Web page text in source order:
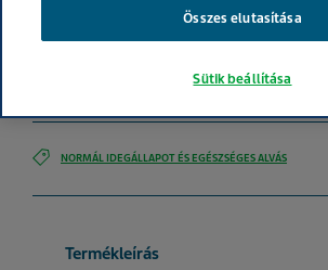
kiegészítő
kapszula 30x
NORMÁL IDEGÁLLAPOT ÉS EGÉSZSÉGES ALVÁS
Termékleírás
Összes elutasítása
Sütik beállítása